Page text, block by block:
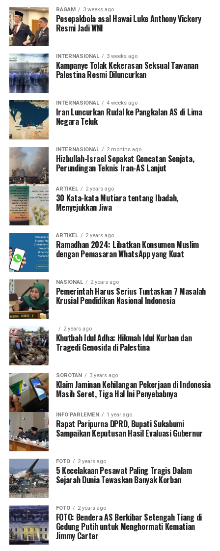
RAGAM 3 weeks ago
Pesepakbola asal Hawai Luke Anthony Vickery
Resmi Jadi WNI
INTERNASIONAL 3 weeks ago
Kampanye Tolak Kekerasan Seksual Tawanan
Palestina Resmi Diluncurkan
INTERNASIONAL 4 weeks ago
Iran Luncurkan Rudal ke Pangkalan AS di Lima
Negara Teluk
INTERNASIONAL 2 months ago
Hizbullah-Israel Sepakat Gencatan Senjata,
Perundingan Teknis Iran-AS Lanjut
ARTIKEL 2 years ago
30 Kata-kata Mutiara tentang Ibadah,
Menyejukkan Jiwa
ARTIKEL 2 years ago
Ramadhan 2024: Libatkan Konsumen Muslim
dengan Pemasaran WhatsApp yang Kuat
NASIONAL 2 years ago
Pemerintah Harus Serius Tuntaskan 7 Masalah
Krusial Pendidikan Nasional Indonesia
2 years ago
Khutbah Idul Adha: Hikmah Idul Kurban dan
Tragedi Genosida di Palestina
SOROTAN 3 years ago
Klaim Jaminan Kehilangan Pekerjaan di Indonesia
Masih Seret, Tiga Hal Ini Penyebabnya
INFO PARLEMEN 1 year ago
Rapat Paripurna DPRD, Bupati Sukabumi
Sampaikan Keputusan Hasil Evaluasi Gubernur
FOTO 2 years ago
5 Kecelakaan Pesawat Paling Tragis Dalam
Sejarah Dunia Tewaskan Banyak Korban
FOTO 2 years ago
FOTO: Bendera AS Berkibar Setengah Tiang di
Gedung Putih untuk Menghormati Kematian
Jimmy Carter